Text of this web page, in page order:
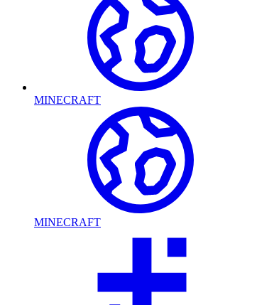
MINECRAFT
MINECRAFT